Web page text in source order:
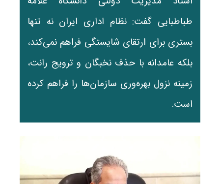
طباطبایی گفت: نظام اداری ایران نه تنها
بستری برای ارتقای شایستگی فراهم نمی‌کند،
بلکه عامدانه با حذف نخبگان و ترویج رانت،
زمینه نزول بهره‌وری سازمان‌ها را فراهم کرده
است.